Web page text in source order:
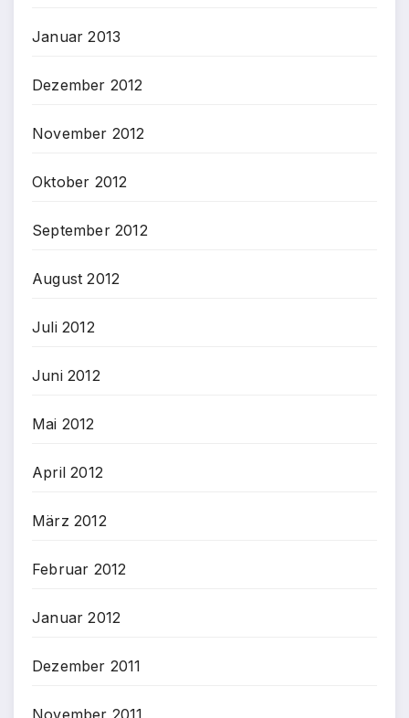
Januar 2013
Dezember 2012
November 2012
Oktober 2012
September 2012
August 2012
Juli 2012
Juni 2012
Mai 2012
April 2012
März 2012
Februar 2012
Januar 2012
Dezember 2011